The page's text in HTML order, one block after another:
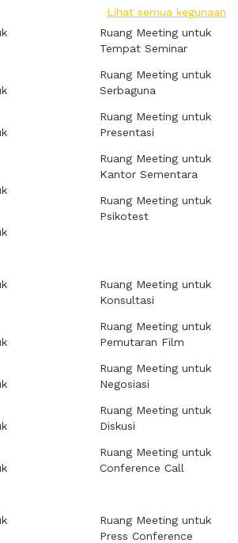
Lihat semua kegunaan
Ruang Meeting untuk
Tempat Seminar
Ruang Meeting untuk
Serbaguna
Ruang Meeting untuk
Presentasi
Ruang Meeting untuk
Kantor Sementara
Ruang Meeting untuk
Psikotest
Ruang Meeting untuk
Konsultasi
Ruang Meeting untuk
Pemutaran Film
Ruang Meeting untuk
Negosiasi
Ruang Meeting untuk
Diskusi
Ruang Meeting untuk
Conference Call
Ruang Meeting untuk
Press Conference